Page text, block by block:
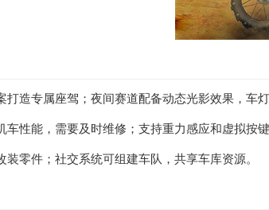
造专属座驾；夜间赛道配备动态光影效果，车
性能，需要及时维修；支持重力感应和虚拟按
零件；社交系统可组建车队，共享车库资源。